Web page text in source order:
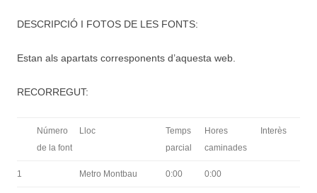
DESCRIPCIÓ I FOTOS DE LES FONTS:
Estan als apartats corresponents d’aquesta web.
RECORREGUT:
Número
de la font
Lloc
Temps
parcial
Hores
caminades
Interès
1 Metro Montbau 0:00 0:00